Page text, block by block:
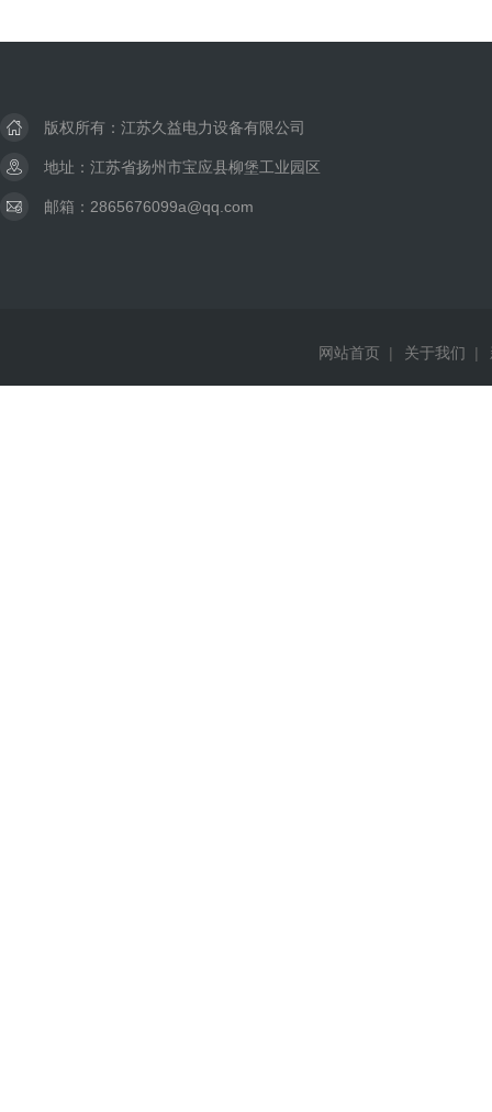
版权所有：江苏久益电力设备有限公司
地址：江苏省扬州市宝应县柳堡工业园区
邮箱：2865676099a@qq.com
网站首页 | 关于我们 |